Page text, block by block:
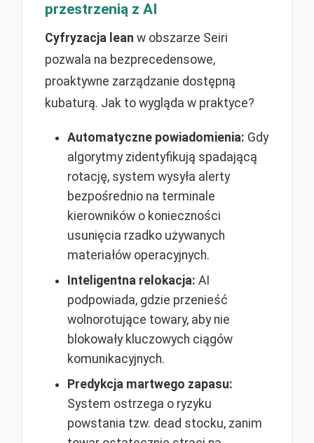
przestrzenią z AI
Cyfryzacja lean w obszarze Seiri
pozwala na bezprecedensowe,
proaktywne zarządzanie dostępną
kubaturą. Jak to wygląda w praktyce?
Automatyczne powiadomienia: Gdy
algorytmy zidentyfikują spadającą
rotację, system wysyła alerty
bezpośrednio na terminale
kierowników o konieczności
usunięcia rzadko używanych
materiałów operacyjnych.
Inteligentna relokacja: AI
podpowiada, gdzie przenieść
wolnorotujące towary, aby nie
blokowały kluczowych ciągów
komunikacyjnych.
Predykcja martwego zapasu:
System ostrzega o ryzyku
powstania tzw. dead stocku, zanim